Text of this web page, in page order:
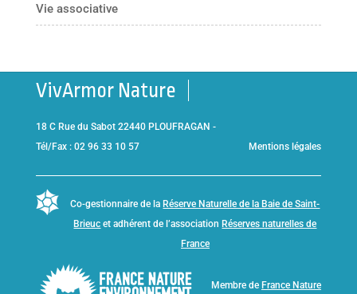
Vie associative
VivArmor Nature
18 C Rue du Sabot 22440 PLOUFRAGAN -
Tél/Fax : 02 96 33 10 57
Mentions légales
Co-gestionnaire de la Réserve Naturelle de la Baie de Saint-
Brieuc et adhérent de l’association Réserves naturelles de
France
Membre de France Nature